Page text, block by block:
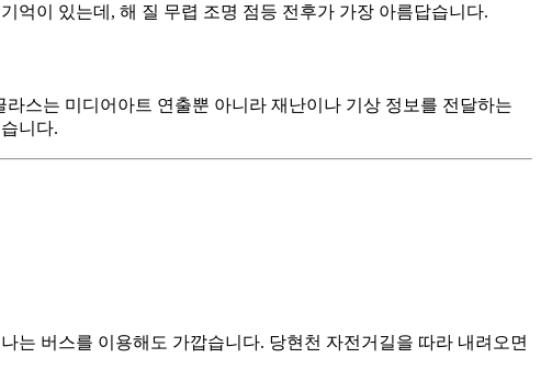
억이 있는데, 해 질 무렵 조명 점등 전후가 가장 아름답습니다.
스는 미디어아트 연출뿐 아니라 재난이나 기상 정보를 전달하는
니다.
는 버스를 이용해도 가깝습니다. 당현천 자전거길을 따라 내려오면